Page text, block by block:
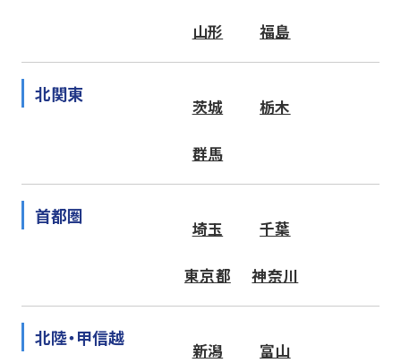
山形 福島
北関東
茨城 栃木
群馬
首都圏
埼玉 千葉
東京都 神奈川
北陸・甲信越
新潟 富山